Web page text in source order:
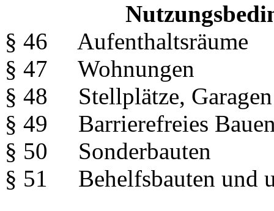
§ 46 Aufenthaltsräume
§ 47 Wohnungen
§ 48 Stellplätze, Garagen
§ 49 Barrierefreies
§ 50 Sonderbauten
§ 51 Behelfsbauten und